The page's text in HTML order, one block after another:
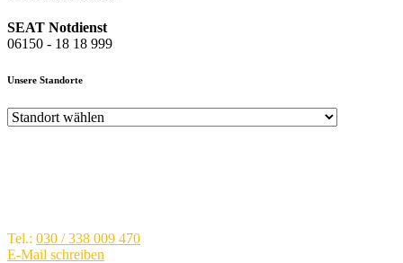
SEAT Notdienst
06150 - 18 18 999
Unsere Standorte
Tel.: 030 / 338 009 470
E-Mail schreiben